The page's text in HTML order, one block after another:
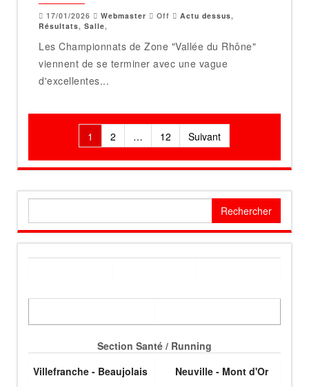
17/01/2026 Webmaster Off Actu dessus,
Résultats, Salle,
Les Championnats de Zone "Vallée du Rhône"
viennent de se terminer avec une vague
d'excellentes...
Pagination
des
publications
1 2 … 12 Suivant
Section Santé / Running
Villefranche - Beaujolais
Neuville - Mont d'Or